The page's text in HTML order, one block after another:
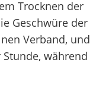
Trocknen der
Geschwüre der
Verband, und
während